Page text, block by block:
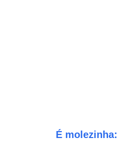
É molezinha: